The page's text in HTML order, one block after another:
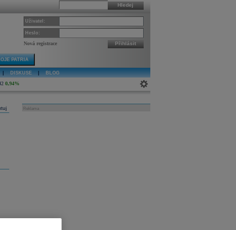
Hledej
Uživatel:
Heslo:
Nová registrace Přihlásit
PATRIA
DISKUSE BLOG
0,94%
Reklama